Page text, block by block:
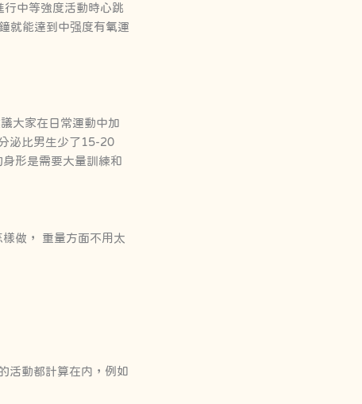
中等強度活動時心跳
就能達到中强度有氧運
大家在日常運動中加
泌比男生少了15-20
形是需要大量訓練和
做， 重量方面不用太
活動都計算在内，例如